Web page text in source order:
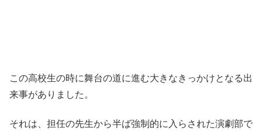
この高校生の時に舞台の道に進む大きなきっかけとなる出
来事がありました。
それは、担任の先生から半ば強制的に入らされた演劇部で